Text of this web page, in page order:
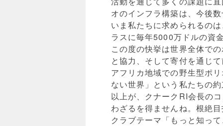
オのインフラ構築は、今後
いま私たちに求められるの
ラスに毎年5000万ドルの資
この度の快挙は世界全体で
と協力、そして寄付を通じ
アフリカ地域での野生型ポ
ない世界」という私たちの
以上が、クナークRI会長の
わざるを得ませんね。根絶
クラブテーマ「もっと知っ